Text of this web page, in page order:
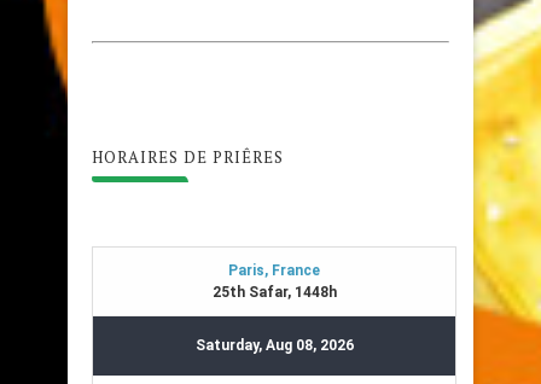
HORAIRES DE PRIÊRES